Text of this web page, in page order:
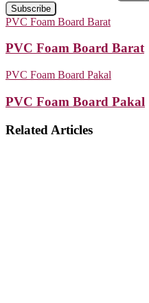
PVC Foam Board Barat
PVC Foam Board Barat
PVC Foam Board Pakal
PVC Foam Board Pakal
Related Articles